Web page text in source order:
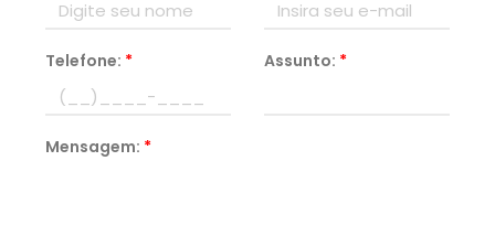
Telefone: * Assunto: *
Mensagem: *